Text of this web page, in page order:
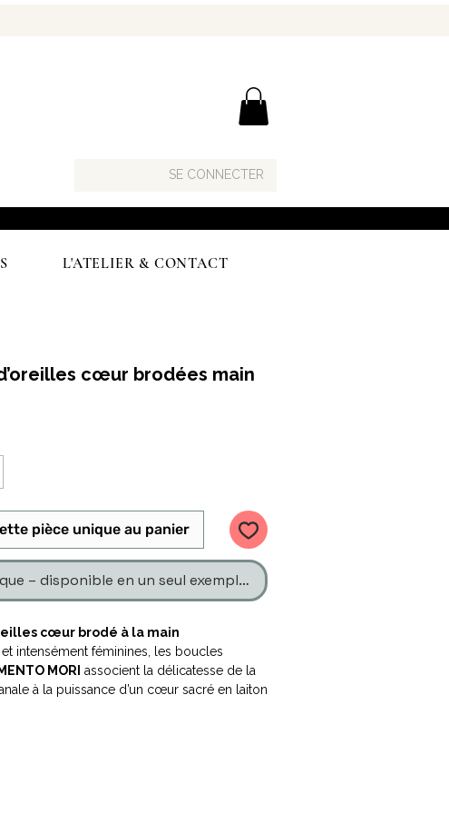
SE CONNECTER
L'ATELIER & CONTACT
cœur brodées main
pièce unique au panier
– disponible en un seul exemplaire
cœur brodé à la main
intensément féminines, les boucles
MORI associent la délicatesse de la
à la puissance d’un cœur sacré en laiton